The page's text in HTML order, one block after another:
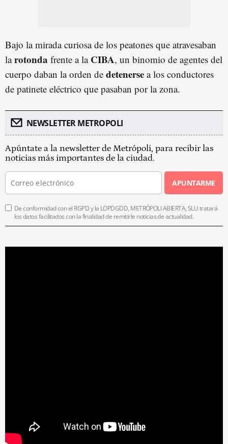
Bajo la mirada curiosa de los peatones que atravesaban
larotonda frente a la CIBA, un binomio de agentes del
cuerpo daban la orden de detenerse a los conductores
de patinete eléctrico que pasaban por la zona.
NEWSLETTER METROPOLI
Apúntate a la newsletter de Metrópoli, para recibir las
noticias más importantes de la ciudad.
APUNTARME
De conformidad con el RGPD y la LOPDGDD, METRÓPOLI ABIERTA, SLU tratará
los datos facilitados con la finalidad de remitirle noticias de actualidad.